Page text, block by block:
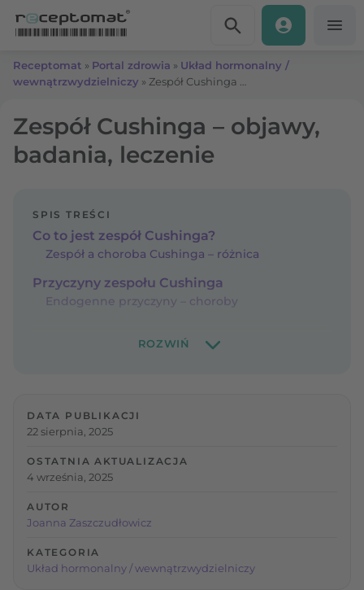
Receptomat » Portal zdrowia » Układ hormonalny /
wewnątrzwydzielniczy »
Zespół Cushinga – objawy,
badania, leczenie
SPIS TREŚCI
Co to jest zespół Cushinga?
Zespół a choroba Cushinga – różnica
Przyczyny zespołu Cushinga
Endogenne przyczyny – choroby
DATA PUBLIKACJI
22 sierpnia, 2025
OSTATNIA AKTUALIZACJA
4 września, 2025
AUTOR
Joanna Zaszczudłowicz
KATEGORIA
Układ hormonalny / wewnątrzwydzielniczy